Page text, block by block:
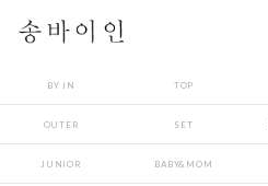
BY IN TOP
OUTER SET
JUNIOR BABY&MOM